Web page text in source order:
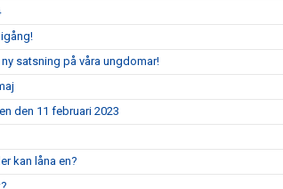
ny satsning på våra ungdomar!
den 11 februari 2023
kan låna en?